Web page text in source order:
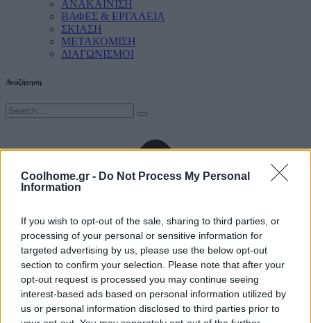
Coolhome.gr - Do Not Process My Personal
Information
If you wish to opt-out of the sale, sharing to third parties, or
processing of your personal or sensitive information for
targeted advertising by us, please use the below opt-out
section to confirm your selection. Please note that after your
opt-out request is processed you may continue seeing
interest-based ads based on personal information utilized by
us or personal information disclosed to third parties prior to
ΑΝΑΚΑΙΝΙΣΗ
ΒΑΦΕΣ & ΕΡΓΑΛΕΙΑ
ΣΚΙΑΣΗ
ΜΕΤΑΚΟΜΙΣΗ
ΔΙΑΓΩΝΙΣΜΟΙ
Αναζήτηση